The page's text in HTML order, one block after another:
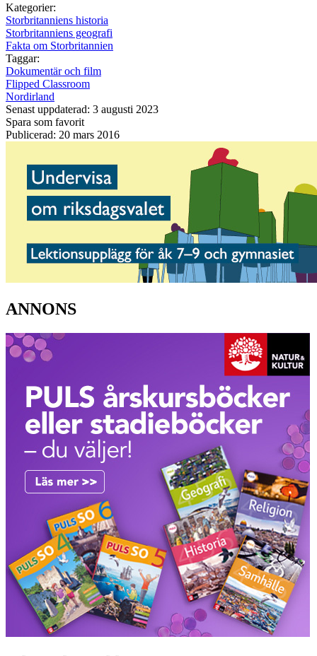
Kategorier:
Storbritanniens historia
Storbritanniens geografi
Fakta om Storbritannien
Taggar:
Dokumentär och film
Flipped Classroom
Nordirland
Senast uppdaterad: 3 augusti 2023
Spara som favorit
Publicerad: 20 mars 2016
ANNONS